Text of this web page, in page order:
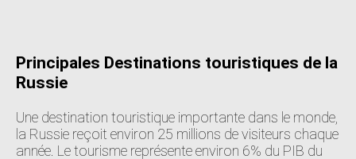
Principales Destinations touristiques de la
Russie
Une destination touristique importante dans le monde,
la Russie reçoit environ 25 millions de visiteurs chaque
année. Le tourisme représente environ 6% du PIB du